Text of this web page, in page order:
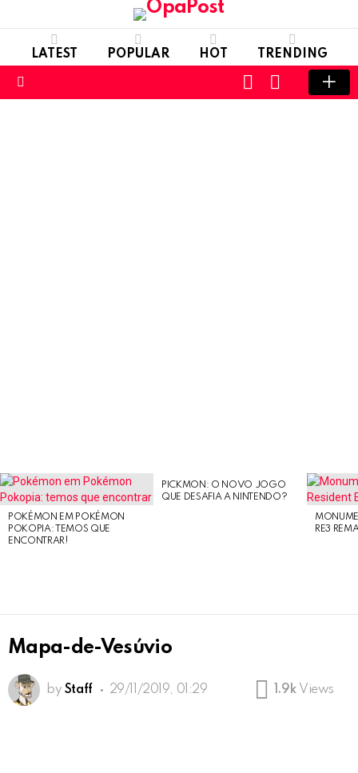
LATEST POPULAR HOT TRENDING
SWITCH
SKIN
LOGIN
LATEST
STORIES
POKÉMON EM POKÉMON
POKOPIA: TEMOS QUE
ENCONTRAR!
PICKMON: O NOVO JOGO
QUE DESAFIA A NINTENDO?
RE3
Mapa-de-Vesúvio
by Staff 29/11/2019, 01:29 1.9k Views